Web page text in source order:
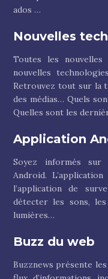
ados …
Nouvelles
Toutes les
nouvelles
Retrouvez tout sur la
des médias… Quels
Quelles sont les
Application
Soyez informés sur
Android.
l’application de
détecter les sons,
lumières…
Buzz du web
Buzznews présente